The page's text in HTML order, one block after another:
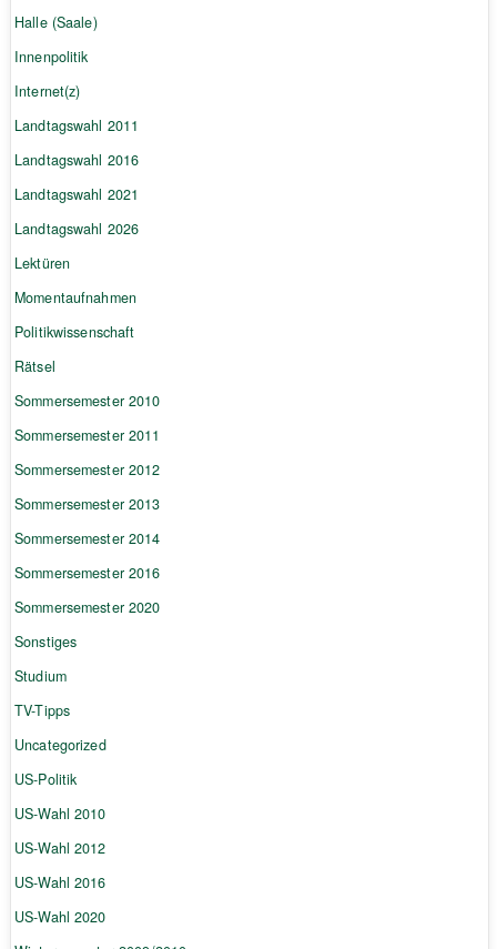
Halle (Saale)
Innenpolitik
Internet(z)
Landtagswahl 2011
Landtagswahl 2016
Landtagswahl 2021
Landtagswahl 2026
Lektüren
Momentaufnahmen
Politikwissenschaft
Rätsel
Sommersemester 2010
Sommersemester 2011
Sommersemester 2012
Sommersemester 2013
Sommersemester 2014
Sommersemester 2016
Sommersemester 2020
Sonstiges
Studium
TV-Tipps
Uncategorized
US-Politik
US-Wahl 2010
US-Wahl 2012
US-Wahl 2016
US-Wahl 2020